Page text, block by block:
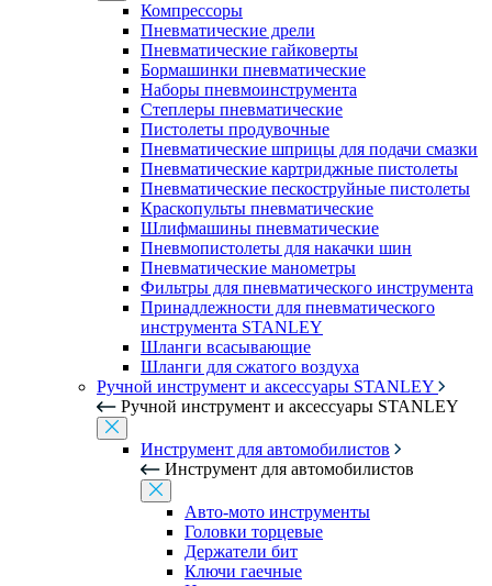
Компрессоры
Пневматические дрели
Пневматические гайковерты
Бормашинки пневматические
Наборы пневмоинструмента
Степлеры пневматические
Пистолеты продувочные
Пневматические шприцы для подачи смазки
Пневматические картриджные пистолеты
Пневматические пескоструйные пистолеты
Краскопульты пневматические
Шлифмашины пневматические
Пневмопистолеты для накачки шин
Пневматические манометры
Фильтры для пневматического инструмента
Принадлежности для пневматического
инструмента STANLEY
Шланги всасывающие
Шланги для сжатого воздуха
Ручной инструмент и аксессуары STANLEY
Ручной инструмент и аксессуары STANLEY
Инструмент для автомобилистов
Инструмент для автомобилистов
Авто-мото инструменты
Головки торцевые
Держатели бит
Ключи гаечные